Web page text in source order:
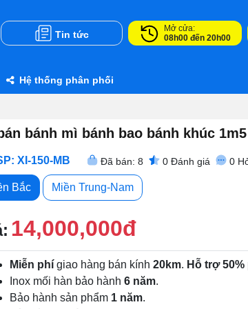
Tin tức
Mở cửa:
08h00 đến 20h00
Hệ thống phân phối
bánh mì bánh bao bánh khúc
XI-150-MB Đã bán: 8 0 Đánh giá 0
Bắc Miền Trung-Nam
14,000,000đ
Miễn phí giao hàng bán kính 20km. Hỗ trợ 50%
Inox mối hàn bảo hành 6 năm.
Bảo hành sản phẩm 1 năm.